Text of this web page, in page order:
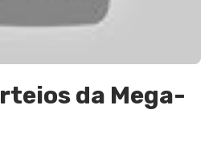
da Mega-